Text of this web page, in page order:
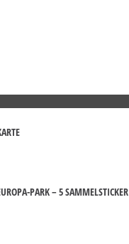
PARK – 5 SAMMELSTICKER